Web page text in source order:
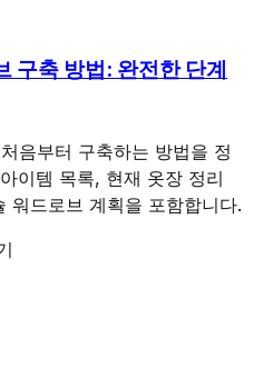
구축 방법: 완전한 단계
음부터 구축하는 방법을 정
이템 목록, 현재 옷장 정리
워드로브 계획을 포함합니다.